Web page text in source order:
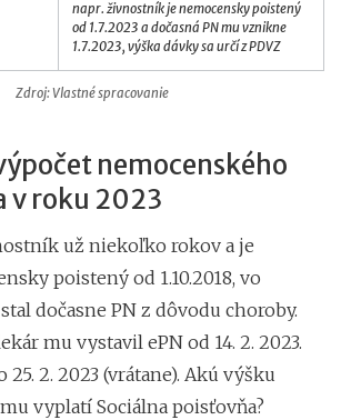
Zdroj: Vlastné spracovanie
napr. živnostník je nemocensky poistený
od 1.7.2023 a dočasná PN mu vznikne
1.7.2023, výška dávky sa určí z PDVZ
nemocenského
v roku 2023
už niekoľko rokov a je
poistený od 1.10.2018, vo
dočasne PN z dôvodu choroby.
mu vystavil ePN od 14. 2. 2023.
25. 2. 2023 (vrátane). Akú výšku
vyplatí Sociálna poisťovňa?